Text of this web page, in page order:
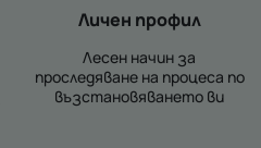
Личен профил
Лесен начин за
проследяване на процеса по
възстановяването ви